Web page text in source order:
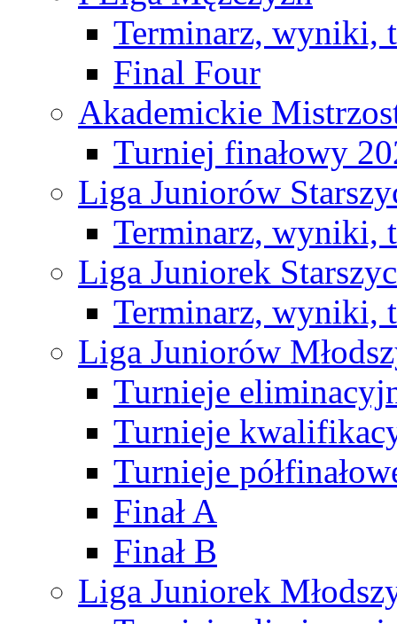
Terminarz, wyniki,
Final Four
Akademickie
Turniej finałowy
Liga Juniorów
Terminarz, wyniki,
Liga Juniorek
Terminarz, wyniki,
Liga Juniorów
Turnieje
Turnieje
Turnieje
Finał A
Finał B
Liga Juniorek